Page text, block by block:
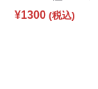
¥1300 (税込)